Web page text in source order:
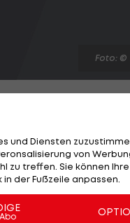
Foto: ©
kleinen Länder einen
etwa 200
wenig nervös",
gegen
und Diensten
von
zu treffen. Sie können
der Fußzeile anpassen.